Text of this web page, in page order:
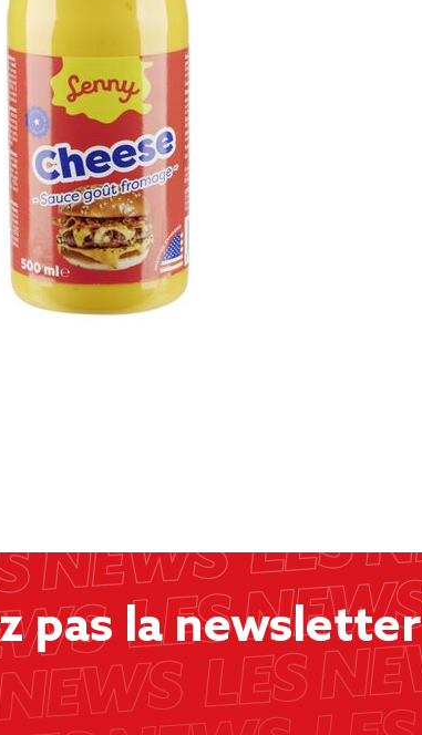
pas la newsletter